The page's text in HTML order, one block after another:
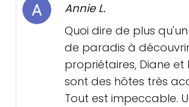
Annie L.
Quoi dire de plus
de paradis à
propriétaires, Diane et
sont des hôtes très
Tout est impeccable.